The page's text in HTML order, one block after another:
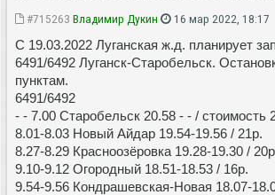
#715263 Владимир Дукин 16 мар 2022, 18:17
С 19.03.2022 Луганская ж.д. планирует
6491/6492 Луганск-Старобельск.
пунктам.
6491/6492
- - 7.00 Старобельск 20.58 - - / стоимость
8.01-8.03 Новый Айдар 19.54-19.56 / 21р.
8.27-8.29 Красноозёровка 19.28-19.30 /
9.10-9.12 Огородный 18.51-18.53 / 16р.
9.54-9.56 Кондрашевская-Новая 18.07-